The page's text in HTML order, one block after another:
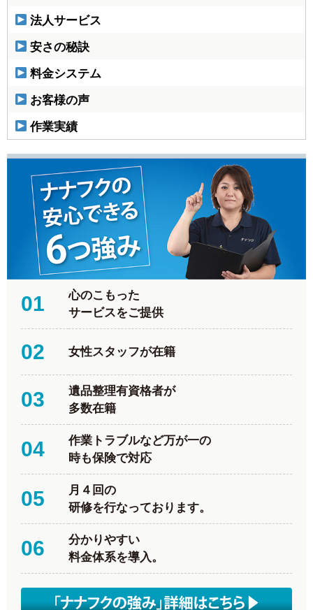
法人サービス
安さの秘訣
料金システム
お客様の声
作業実績
01
心のこもった
サービスをご提供
02 女性スタッフが在籍
03
遺品整理有資格者が
多数在籍
04
作業トラブルなど万が一の
時も保険で対応
05
月４回の
研修を行なっております。
06
分かりやすい
料金体系を導入。